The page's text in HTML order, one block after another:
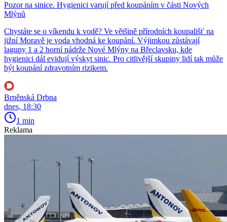
Pozor na sinice. Hygienici varují před koupáním v části Nových
Mlýnů
Chystáte se o víkendu k vodě? Ve většině přírodních koupališť na
jižní Moravě je voda vhodná ke koupání. Výjimkou zůstávají
laguny 1 a 2 horní nádrže Nové Mlýny na Břeclavsku, kde
hygienici dál evidují výskyt sinic. Pro citlivější skupiny lidí tak může
být koupání zdravotním rizikem.
Brněnská Drbna
dnes, 18:30
1 min
Reklama